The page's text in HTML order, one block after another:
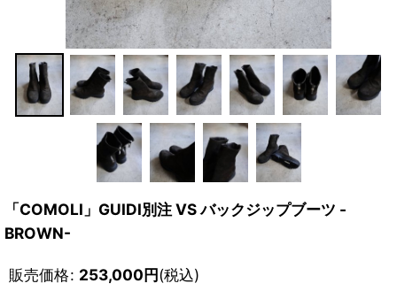
「COMOLI」GUIDI別注 VS バックジップブーツ -
BROWN-
販売価格: 253,000円(税込)